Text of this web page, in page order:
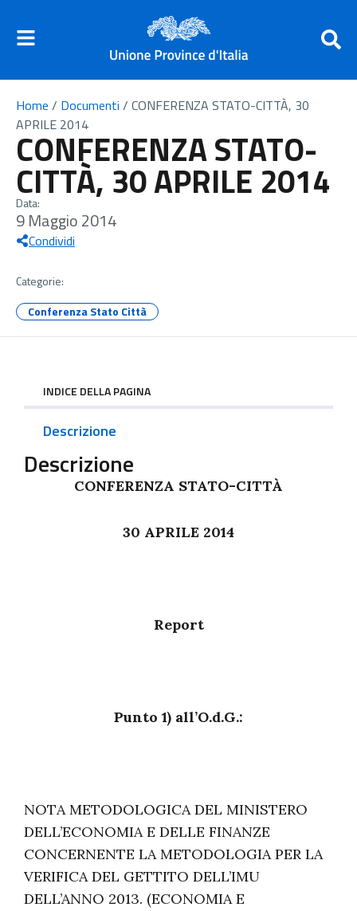
Home / Documenti / CONFERENZA STATO-CITTÀ, 30
APRILE 2014
CONFERENZA STATO-
CITTÀ, 30 APRILE 2014
Data:
9 Maggio 2014
Condividi
Categorie:
Conferenza Stato Città
INDICE DELLA PAGINA
Descrizione
Descrizione
CONFERENZA STATO-CITTÀ
30 APRILE 2014
Report
Punto 1) all’O.d.G.:
NOTA METODOLOGICA DEL MINISTERO
DELL’ECONOMIA E DELLE FINANZE
CONCERNENTE LA METODOLOGIA PER LA
VERIFICA DEL GETTITO DELL’IMU
DELL’ANNO 2013. (ECONOMIA E